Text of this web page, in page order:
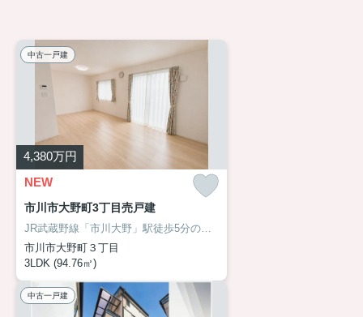
中古一戸建
4,380万円
NEW
市川市大野町3丁目売戸建
JR武蔵野線「市川大野」駅徒歩5分の好立地！築4年の築浅住宅！太陽光発電＆蓄電システムを備え、毎月の光熱費を抑えながら、もしもの災害時にも安心できるお住まいです！約17.5帖のLDKは家族が自然と集まる開放的な空間。駅近の利便性と省エネ性能、そして築浅ならではの美しさを兼ね備えた一邸です。詳細はお気軽にアサイホームまでお問い合わせください！ →→→ 03-6458-0914
市川市大野町３丁目
3LDK (94.76㎡)
中古一戸建